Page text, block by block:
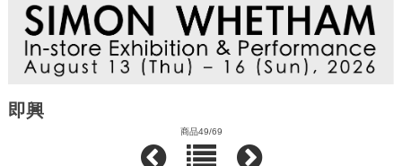
即興
商品49/69